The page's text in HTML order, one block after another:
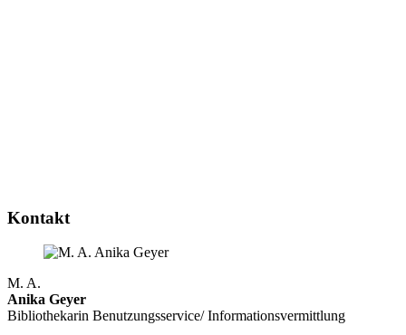
Kontakt
M. A.
Anika Geyer
Bibliothekarin Benutzungs­service/ Infor­mations­vermittlung